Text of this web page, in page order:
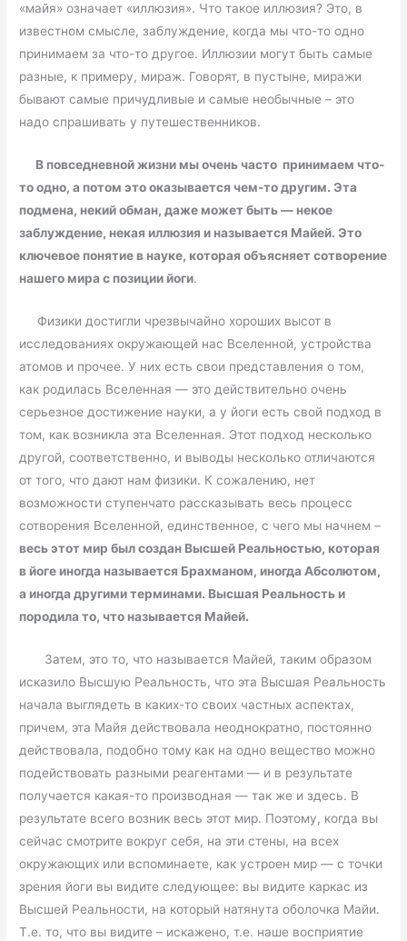
«майя» означает «иллюзия». Что такое иллюзия? Это, в
известном смысле, заблуждение, когда мы что-то одно
принимаем за что-то другое. Иллюзии могут быть самые
разные, к примеру, мираж. Говорят, в пустыне, миражи
бывают самые причудливые и самые необычные – это
надо спрашивать у путешественников.
В повседневной жизни мы очень часто принимаем что-
то одно, а потом это оказывается чем-то другим. Эта
подмена, некий обман, даже может быть — некое
заблуждение, некая иллюзия и называется Майей. Это
ключевое понятие в науке, которая объясняет сотворение
нашего мира с позиции йоги.
Физики достигли чрезвычайно хороших высот в
исследованиях окружающей нас Вселенной, устройства
атомов и прочее. У них есть свои представления о том,
как родилась Вселенная — это действительно очень
серьезное достижение науки, а у йоги есть свой подход в
том, как возникла эта Вселенная. Этот подход несколько
другой, соответственно, и выводы несколько отличаются
от того, что дают нам физики. К сожалению, нет
возможности ступенчато рассказывать весь процесс
сотворения Вселенной, единственное, с чего мы начнем –
весь этот мир был создан Высшей Реальностью, которая
в йоге иногда называется Брахманом, иногда Абсолютом,
а иногда другими терминами. Высшая Реальность и
породила то, что называется Майей.
Затем, это то, что называется Майей, таким образом
исказило Высшую Реальность, что эта Высшая Реальность
начала выглядеть в каких-то своих частных аспектах,
причем, эта Майя действовала неоднократно, постоянно
действовала, подобно тому как на одно вещество можно
подействовать разными реагентами — и в результате
получается какая-то производная — так же и здесь. В
результате всего возник весь этот мир. Поэтому, когда вы
сейчас смотрите вокруг себя, на эти стены, на всех
окружающих или вспоминаете, как устроен мир — с точки
зрения йоги вы видите следующее: вы видите каркас из
Высшей Реальности, на который натянута оболочка Майи.
Т.е. то, что вы видите – искажено, т.е. наше восприятие